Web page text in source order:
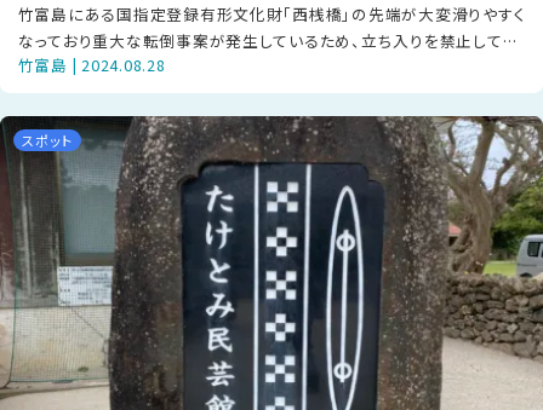
竹富島にある国指定登録有形文化財「西桟橋」の先端が大変滑りやすく
なっており重大な転倒事案が発生しているため、立ち入りを禁止してお
ります。竹富島には小さな診療所が
竹富島 | 2024.08.28
スポット